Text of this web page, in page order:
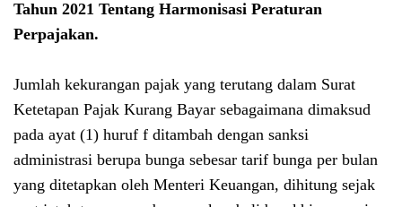
Tahun 2021 Tentang Harmonisasi Peraturan
Perpajakan.
Jumlah kekurangan pajak yang terutang dalam Surat
Ketetapan Pajak Kurang Bayar sebagaimana dimaksud
pada ayat (1) huruf f ditambah dengan sanksi
administrasi berupa bunga sebesar tarif bunga per bulan
yang ditetapkan oleh Menteri Keuangan, dihitung sejak